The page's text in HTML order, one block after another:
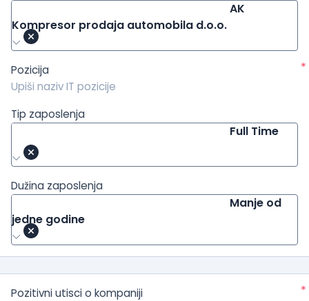
AK
Kompresor prodaja automobila d.o.o.
Pozicija *
Tip zaposlenja
Full Time
Dužina zaposlenja
Manje od
jedne godine
Pozitivni utisci o kompaniji *